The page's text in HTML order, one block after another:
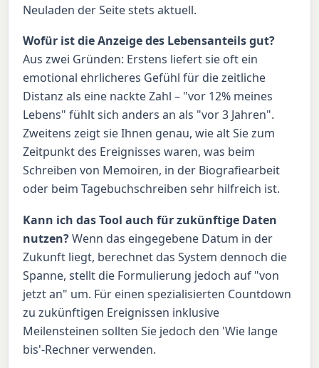
Neuladen der Seite stets aktuell.
Wofür ist die Anzeige des Lebensanteils gut?
Aus zwei Gründen: Erstens liefert sie oft ein
emotional ehrlicheres Gefühl für die zeitliche
Distanz als eine nackte Zahl – "vor 12% meines
Lebens" fühlt sich anders an als "vor 3 Jahren".
Zweitens zeigt sie Ihnen genau, wie alt Sie zum
Zeitpunkt des Ereignisses waren, was beim
Schreiben von Memoiren, in der Biografiearbeit
oder beim Tagebuchschreiben sehr hilfreich ist.
Kann ich das Tool auch für zukünftige Daten
nutzen?Wenn das eingegebene Datum in der
Zukunft liegt, berechnet das System dennoch die
Spanne, stellt die Formulierung jedoch auf "von
jetzt an" um. Für einen spezialisierten Countdown
zu zukünftigen Ereignissen inklusive
Meilensteinen sollten Sie jedoch den 'Wie lange
bis'-Rechner verwenden.